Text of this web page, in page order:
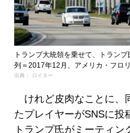
トランプ大統領を乗せて、トラン
列＝2017年12月、アメリカ・フロ
出典： ロイター
けれど皮肉なことに、
たプレイヤーがSNSに投
トランプ氏がミーティ